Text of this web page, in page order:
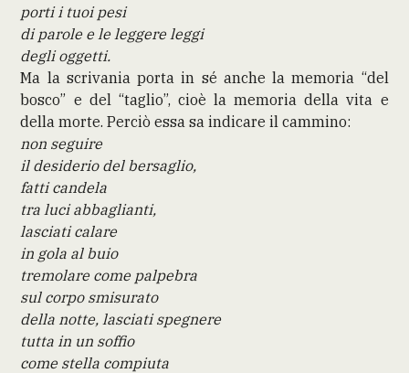
porti i tuoi pesi
di parole e le leggere leggi
degli oggetti.
Ma la scrivania porta in sé anche la memoria “del
bosco” e del “taglio”, cioè la memoria della vita e
della morte. Perciò essa sa indicare il cammino:
non seguire
il desiderio del bersaglio,
fatti candela
tra luci abbaglianti,
lasciati calare
in gola al buio
tremolare come palpebra
sul corpo smisurato
della notte, lasciati spegnere
tutta in un soffio
come stella compiuta